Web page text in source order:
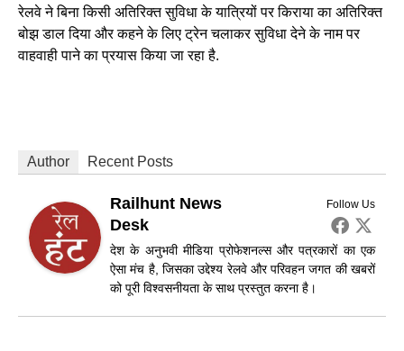
रेलवे ने बिना किसी अतिरिक्त सुविधा के यात्रियों पर किराया का अतिरिक्त
बोझ डाल दिया और कहने के लिए ट्रेन चलाकर सुविधा देने के नाम पर
वाहवाही पाने का प्रयास किया जा रहा है.
Author Recent Posts
Follow Us
Railhunt News
Desk
देश के अनुभवी मीडिया प्रोफेशनल्स और पत्रकारों का एक
ऐसा मंच है, जिसका उद्देश्य रेलवे और परिवहन जगत की खबरों
को पूरी विश्वसनीयता के साथ प्रस्तुत करना है।